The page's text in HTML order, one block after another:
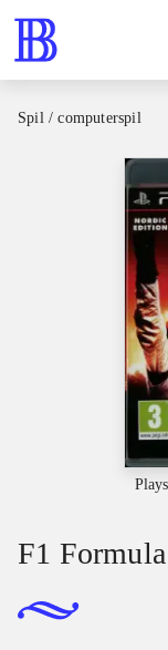
Spil / computerspil
F1